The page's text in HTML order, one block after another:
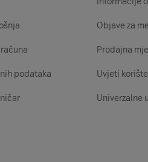
podataka
Objave za
Prodajna
Uvjeti
Univerzalne